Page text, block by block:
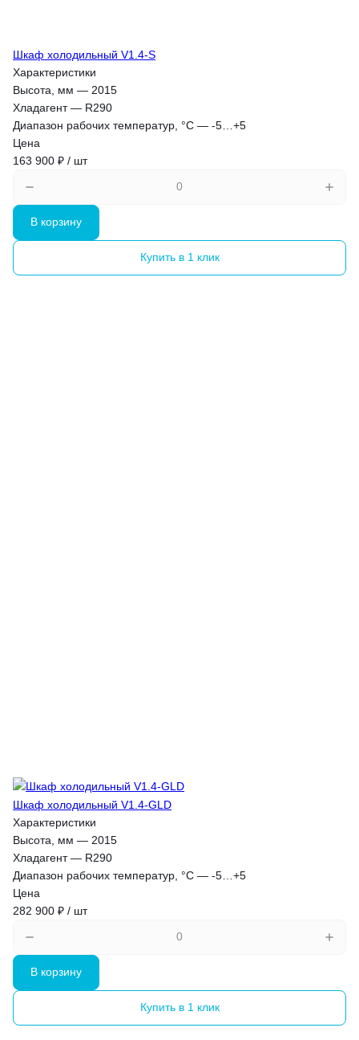
Шкаф холодильный V1.4-S
Характеристики
Высота, мм — 2015
Хладагент— R290
Диапазон рабочих температур, °C — -5…+5
Цена
163 900 ₽ / шт
В корзину
Купить в 1 клик
Шкаф холодильный V1.4-GLD
Характеристики
Высота, мм — 2015
Хладагент— R290
Диапазон рабочих температур, °C — -5…+5
Цена
282 900 ₽ / шт
В корзину
Купить в 1 клик